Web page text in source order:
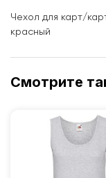
Чехол для карт/
красный
Смотрите